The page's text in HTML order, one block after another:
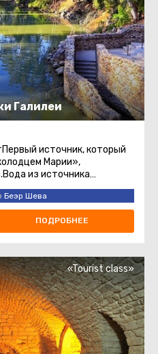
Галилеи
источник, который
Марии»,
из источника
считается священной у христиан.Храм ...
Беэр Шева
ПОДРОБНЕЕ
«Tourist class»